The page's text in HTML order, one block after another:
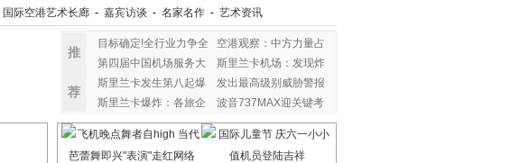
国际空港艺术长廊 - 嘉宾访谈 - 名家名作 - 艺术资讯
推
荐
目标确定!全行业力争全
空港观察：中方力量占
第四届中国机场服务大
斯里兰卡机场：发现炸
斯里兰卡发生第八起爆
发出最高级别威胁警报
斯里兰卡爆炸：各旅企
波音737MAX迎关键考
验